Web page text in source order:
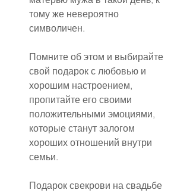
тому же невероятно
символичен.
Помните об этом и выбирайте
свой подарок с любовью и
хорошим настроением,
пропитайте его своими
положительными эмоциями,
которые станут залогом
хороших отношений внутри
семьи.
Подарок свекрови на свадьбе